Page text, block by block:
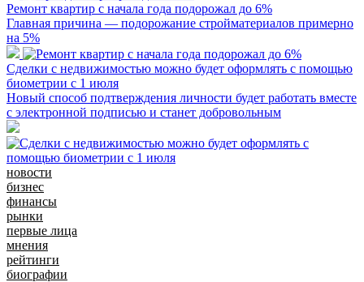
Ремонт квартир с начала года подорожал до 6%
Главная причина — подорожание стройматериалов примерно
на 5%
Сделки с недвижимостью можно будет оформлять с помощью
биометрии с 1 июля
Новый способ подтверждения личности будет работать вместе
с электронной подписью и станет добровольным
новости
бизнес
финансы
рынки
первые лица
мнения
рейтинги
биографии